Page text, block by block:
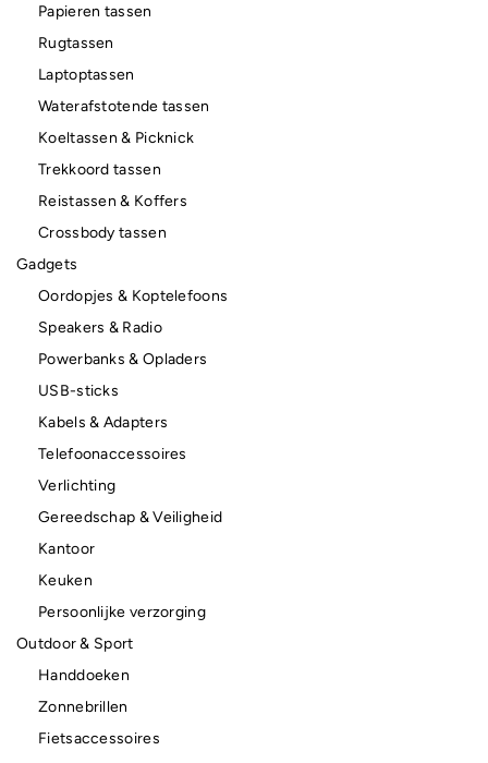
Papieren tassen
Rugtassen
Laptoptassen
Waterafstotende tassen
Koeltassen & Picknick
Trekkoord tassen
Reistassen & Koffers
Crossbody tassen
Gadgets
Oordopjes & Koptelefoons
Speakers & Radio
Powerbanks & Opladers
USB-sticks
Kabels & Adapters
Telefoonaccessoires
Verlichting
Gereedschap & Veiligheid
Kantoor
Keuken
Persoonlijke verzorging
Outdoor & Sport
Handdoeken
Zonnebrillen
Fietsaccessoires